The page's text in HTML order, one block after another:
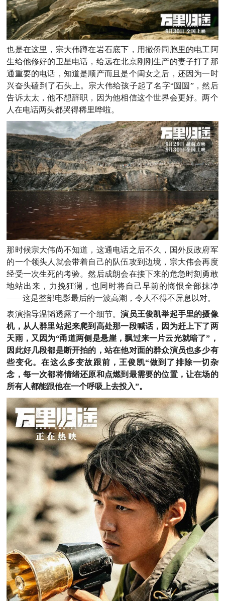
也是在这里，宗大伟蹲在岩石底下，用撤侨同胞里的电工阿
生给他修好的卫星电话，给远在北京刚刚生产的妻子打了那
通重要的电话，知道是顺产而且是个闺女之后，还因为一时
兴奋头磕到了石头上。宗大伟给孩子起了名字“圆圆”，然后
告诉太太，他不想辞职，因为他相信这个世界会更好。两个
人在电话两头都哭得稀里哗啦。
那时候宗大伟尚不知道，这通电话之后不久，国外反政府军
的一个领头人就会带着自己的队伍攻到边境，宗大伟会再度
经受一次生死的考验。然后成朗会在接下来的危急时刻勇敢
地站出来，力挽狂澜，也同时将自己早前的悔恨全部抹净
——这是整部电影最后的一波高潮，令人不得不屏息以对。
表演指导温韬透露了一个细节。演员王俊凯举起手里的摄像
机，从人群里站起来爬到高处那一段喊话，因为赶上下了两
天雨，又因为“甬道两侧是悬崖，飘过来一片云光就暗了”，
因此好几段都是断开拍的，站在他对面的群众演员也多少有
些变化。在这么多变故跟前，王俊凯“做到了排除一切杂
念，每一次都将情绪还原和点燃到最需要的位置，让在场的
所有人都能跟他在一个呼吸上去投入”。